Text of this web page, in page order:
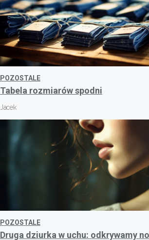
POZOSTALE
Tabela rozmiarów spodni
Jacek
POZOSTALE
Druga dziurka w uchu: odkrywamy